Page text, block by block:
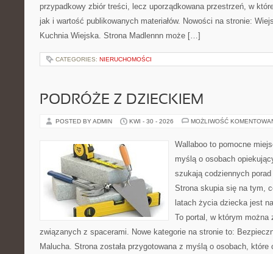
przypadkowy zbiór treści, lecz uporządkowana przestrzeń, w
jak i wartość publikowanych materiałów. Nowości na stronie:
Kuchnia Wiejska. Strona Madlennn może […]
CATEGORIES: NIERUCHOMOŚCI
PODRÓŻE Z DZIECKIEM
POSTED BY ADMIN KWI - 30 - 2026 MOŻLIWOŚĆ
Wallaboo to pomocne
myślą o osobach
szukają codziennych
Strona skupia się na tym,
latach życia dziecka jest
To portal, w którym można
związanych z spacerami. Nowe kategorie na stronie to:
Malucha. Strona została przygotowana z myślą o osobach,